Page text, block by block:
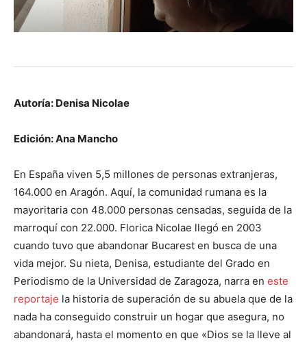
Autoría: Denisa Nicolae
Edición: Ana Mancho
En España viven 5,5 millones de personas extranjeras,
164.000 en Aragón. Aquí, la comunidad rumana es la
mayoritaria con 48.000 personas censadas, seguida de la
marroquí con 22.000. Florica Nicolae llegó en 2003
cuando tuvo que abandonar Bucarest en busca de una
vida mejor. Su nieta, Denisa, estudiante del Grado en
Periodismo de la Universidad de Zaragoza, narra en este
reportaje la historia de superación de su abuela que de la
nada ha conseguido construir un hogar que asegura, no
abandonará, hasta el momento en que «Dios se la lleve al